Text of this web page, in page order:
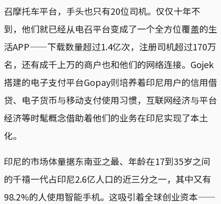
召摩托车平台，手头也只有20位司机。仅仅十年不
到，他们就已经从电召平台变成了一个全方位覆盖的生
活APP——下载数量超过1.4亿次，注册司机超过170万
名，还有成千上万的商户也和他们的网络连接。Gojek
搭建的电子支付平台Gopay则培养着印尼用户的信用借
贷、电子货币与移动支付使用习惯，互联网经济与平台
经济等时髦概念借助着他们的业务在印尼实现了本土
化。
印尼的市场体量据东南亚之最、年龄在17到35岁之间
的千禧一代占印尼2.6亿人口的近三分之一，其中又有
98.2%的人使用智能手机。这吸引着全球创业资本——